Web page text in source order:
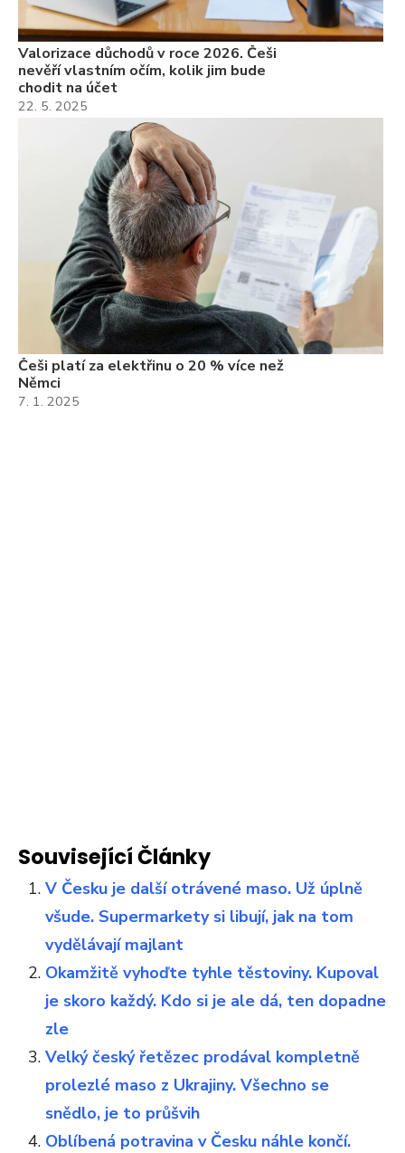
Valorizace důchodů v roce 2026. Češi
nevěří vlastním očím, kolik jim bude
chodit na účet
22. 5. 2025
Češi platí za elektřinu o 20 % více než
Němci
7. 1. 2025
Související Články
V Česku je další otrávené maso. Už úplně
všude. Supermarkety si libují, jak na tom
vydělávají majlant
Okamžitě vyhoďte tyhle těstoviny. Kupoval
je skoro každý. Kdo si je ale dá, ten dopadne
zle
Velký český řetězec prodával kompletně
prolezlé maso z Ukrajiny. Všechno se
snědlo, je to průšvih
Oblíbená potravina v Česku náhle končí.